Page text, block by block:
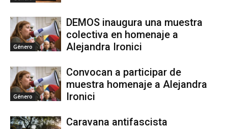
Género
DEMOS inaugura una muestra
colectiva en homenaje a
Alejandra Ironici
Género
Convocan a participar de
muestra homenaje a Alejandra
Ironici
Caravana antifascista